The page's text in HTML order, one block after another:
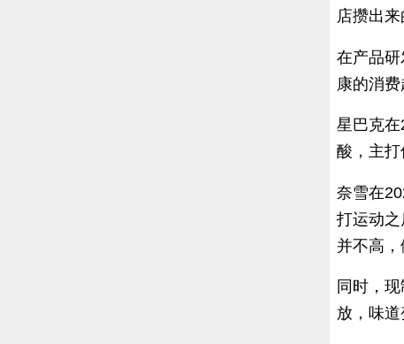
店攒出
在产品
康的消
星巴克
酸，主打
奈雪在
打运动
并不高，
同时，
放，味